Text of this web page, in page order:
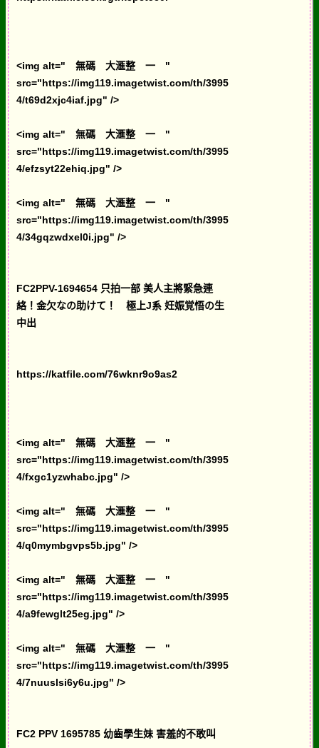
<img alt=" 無碼 大滙整 一 "
src="https://img119.imagetwist.com/th/3995
4/t69d2xjc4iaf.jpg" />
<img alt=" 無碼 大滙整 一 "
src="https://img119.imagetwist.com/th/3995
4/efzsyt22ehiq.jpg" />
<img alt=" 無碼 大滙整 一 "
src="https://img119.imagetwist.com/th/3995
4/34gqzwdxel0i.jpg" />
FC2PPV-1694654 只拍一部 美人主將緊急連
絡！金欠なの助けて！ 極上J系 妊娠覚悟の生
中出
https://katfile.com/76wknr9o9as2
<img alt=" 無碼 大滙整 一 "
src="https://img119.imagetwist.com/th/3995
4/fxgc1yzwhabc.jpg" />
<img alt=" 無碼 大滙整 一 "
src="https://img119.imagetwist.com/th/3995
4/q0mymbgvps5b.jpg" />
<img alt=" 無碼 大滙整 一 "
src="https://img119.imagetwist.com/th/3995
4/a9fewglt25eg.jpg" />
<img alt=" 無碼 大滙整 一 "
src="https://img119.imagetwist.com/th/3995
4/7nuuslsi6y6u.jpg" />
FC2 PPV 1695785 幼齒學生妹 害羞的不敢叫